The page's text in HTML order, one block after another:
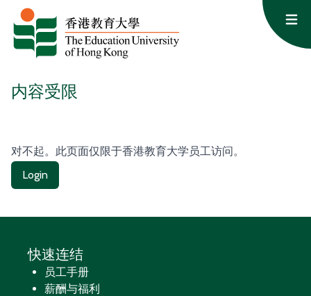
跳至内容
内容受限
对不起。此页面仅限于香港教育大学员工访问。
Login
快速连结
员工手册
薪酬与福利